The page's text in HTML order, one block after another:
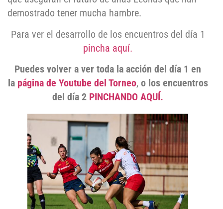
demostrado tener mucha hambre.
Para ver el desarrollo de los encuentros del día 1
pincha aquí.
Puedes volver a ver toda la acción del día 1 en
lapágina de Youtube del Torneo, o los encuentros
del día 2 PINCHANDO AQUÍ.